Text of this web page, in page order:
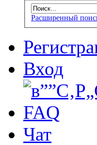
Расширенный
Вход
FAQ
Чат